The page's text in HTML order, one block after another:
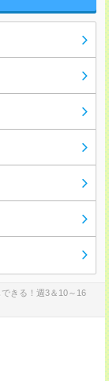
きる！週3＆10～16